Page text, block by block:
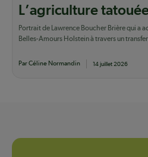
L’agriculture
Portrait de Lawrence Boucher Brière qui a
Belles-Amours Holstein à travers un
Par Céline Normandin 14 juillet 2026